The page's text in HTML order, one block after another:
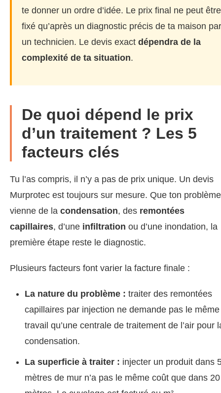
te donner un ordre d’idée. Le prix final ne peut être
fixé qu’après un diagnostic précis de ta maison par
un technicien. Le devis exact dépendra de la
complexité de ta situation.
De quoi dépend le prix
d’un traitement ? Les 5
facteurs clés
Tu l’as compris, il n’y a pas de prix unique. Un devis
Murprotec est toujours sur mesure. Que ton problème
vienne de la condensation, des remontées
capillaires, d’une infiltration ou d’une inondation, la
première étape reste le diagnostic.
Plusieurs facteurs font varier la facture finale :
La nature du problème : traiter des remontées
capillaires par injection ne demande pas le même
travail qu’une centrale de traitement de l’air pour
condensation.
La superficie à traiter : injecter un produit dans
mètres de mur n’a pas le même coût que dans 20